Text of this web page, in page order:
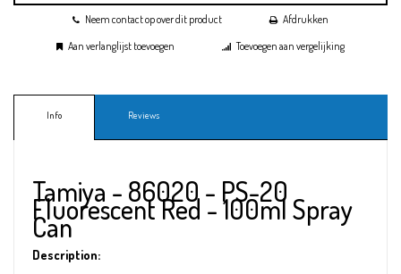
Neem contact op over dit product
Afdrukken
Aan verlanglijst toevoegen
Toevoegen aan vergelijking
Info Reviews
Tamiya - 86020 - PS-20
Fluorescent Red - 100ml Spray
Can
Description: